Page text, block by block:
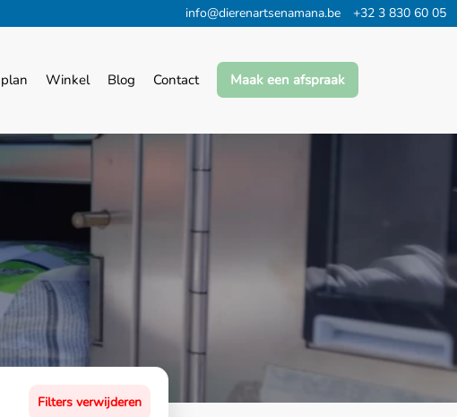
info@dierenartsenamana.be +32 3 830 60 05
Winkel Blog Contact Maak een afspraak
Filters verwijderen